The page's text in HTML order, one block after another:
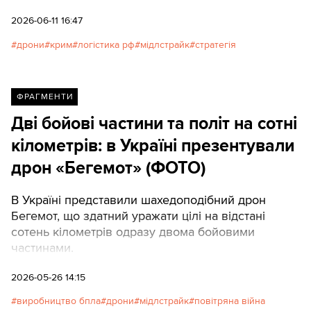
2026-06-11 16:47
дрони крим логістика рф мідлстрайк стратегія
ФРАГМЕНТИ
Дві бойові частини та політ на сотні
кілометрів: в Україні презентували
дрон «Бегемот» (ФОТО)
В Україні представили шахедоподібний дрон
Бегемот, що здатний уражати цілі на відстані
сотень кілометрів одразу двома бойовими
частинами.
2026-05-26 14:15
виробництво бпла дрони мідлстрайк повітряна війна